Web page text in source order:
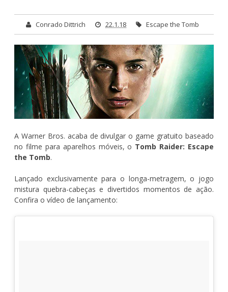
Conrado Dittrich 22.1.18 Escape the Tomb
A Warner Bros. acaba de divulgar o game gratuito baseado
no filme para aparelhos móveis, o Tomb Raider: Escape
the Tomb.
Lançado exclusivamente para o longa-metragem, o jogo
mistura quebra-cabeças e divertidos momentos de ação.
Confira o vídeo de lançamento: